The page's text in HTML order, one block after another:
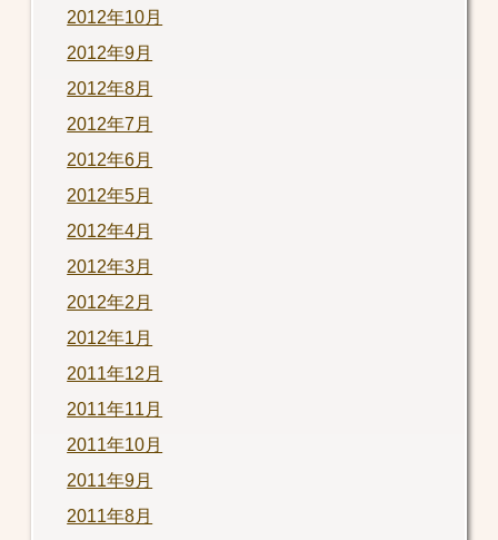
2012年10月
2012年9月
2012年8月
2012年7月
2012年6月
2012年5月
2012年4月
2012年3月
2012年2月
2012年1月
2011年12月
2011年11月
2011年10月
2011年9月
2011年8月